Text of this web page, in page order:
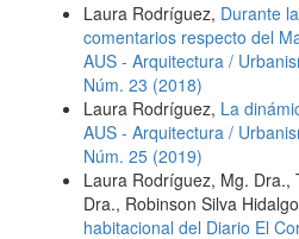
Laura Rodríguez, Durante
comentarios respecto del
AUS - Arquitectura /
Núm. 23 (2018)
Laura Rodríguez, La
AUS - Arquitectura /
Núm. 25 (2019)
Laura Rodríguez, Mg. Dra.,
Dra., Robinson Silva
habitacional del Diario El